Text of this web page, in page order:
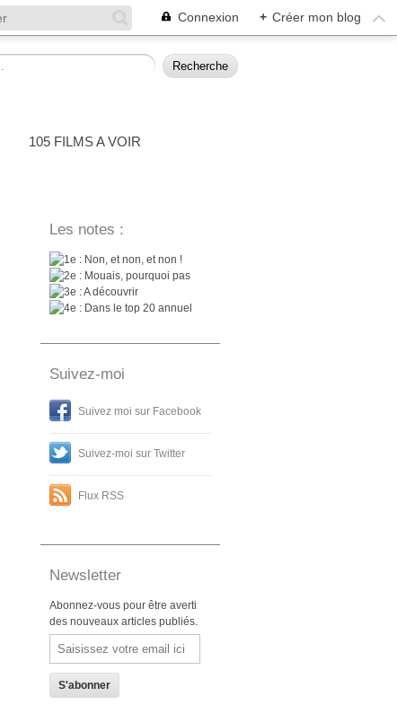
Connexion + Créer mon blog
105 FILMS A VOIR
Les notes :
: Non, et non, et non !
: Mouais, pourquoi pas
: A découvrir
: Dans le top 20 annuel
Suivez-moi
Suivez moi sur Facebook
Suivez-moi sur Twitter
Flux RSS
Newsletter
Abonnez-vous pour être averti
des nouveaux articles publiés.
Email